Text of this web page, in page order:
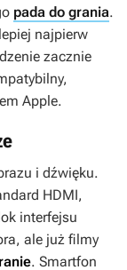
pada do grania.
najpierw
zacznie
Apple.
i dźwięku.
HDMI,
interfejsu
ale już filmy
. Smartfon